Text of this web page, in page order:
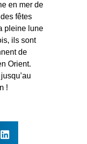
en mer de
fêtes
pleine lune
ils sont
de
Orient.
!